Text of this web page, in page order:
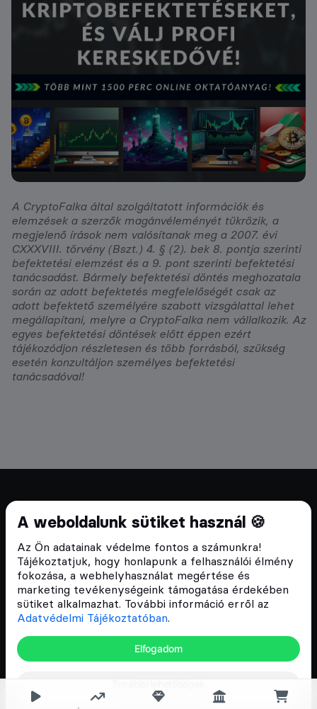
A weboldalunk sütiket használ 🍪
Az Ön adatainak védelme fontos a számunkra!
Tájékoztatjuk, hogy honlapunk a felhasználói élmény
fokozása, a webhelyhasználat megértése és
marketing tevékenységeink támogatása érdekében
sütiket alkalmazhat. További információ erről az
Adatvédelmi Tájékoztatóban.
Elfogadom
A CryptoFalka által szolgáltatott információk és
elemzések a szerzők magánvéleményét tükrözik, a
megjelenő írások nem valósítanak meg a 2007. évi
CXXXVIII. törvény (Bszt.) 4. § (2). bek 8. pontja szerinti
befektetési elemzést és a 9. pont szerinti befektetési
tanácsadást. Bármely befektetési döntés meghozatala
során az adott befektetés megfelelőségét csak az
adott befektető személyére szabott vizsgálattal lehet
megállapítani, melyre a CryptoFalka nem vállalkozik. Az
egyes befektetési döntések előtt éppen ezért
tájékozódjon részletesen és több forrásból, szükség
esetén konzultáljon személyes befektetési
tanácsadóval!
Cryptofalka 2018 óta
Szívünkön viseljük a blokklánc technológia
népszerűsítését Magyarországon, ezért 2018 óta a
Cryptofalka célja, hogy biztosítsa a hazai közösség
és vállalatok digitális oktatását és fejlődését.
Oldalak
Árfolyamok